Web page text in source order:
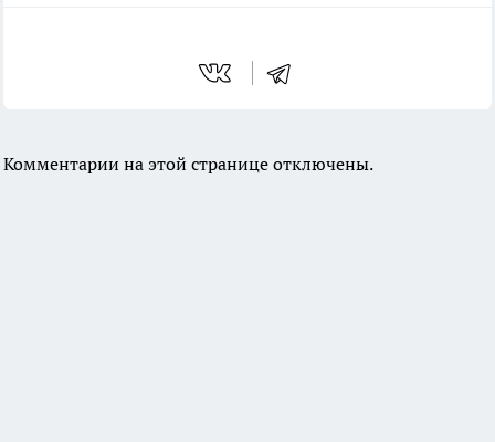
Комментарии на этой странице отключены.